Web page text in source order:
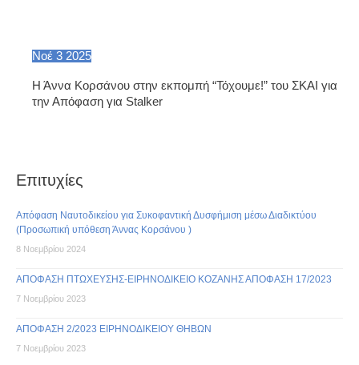
Νοέ 3 2025
Η Άννα Κορσάνου στην εκπομπή “Τόχουμε!” του ΣΚΑΙ για
την Απόφαση για Stalker
Επιτυχίες
Απόφαση Ναυτοδικείου για Συκοφαντική Δυσφήμιση μέσω Διαδικτύου
(Προσωπική υπόθεση Άννας Κορσάνου )
8 Νοεμβρίου 2024
ΑΠΟΦΑΣΗ ΠΤΩΧΕΥΣΗΣ-ΕΙΡΗΝΟΔΙΚΕΙΟ ΚΟΖΑΝΗΣ ΑΠΟΦΑΣΗ 17/2023
7 Νοεμβρίου 2023
ΑΠΟΦΑΣΗ 2/2023 ΕΙΡΗΝΟΔΙΚΕΙΟΥ ΘΗΒΩΝ
7 Νοεμβρίου 2023